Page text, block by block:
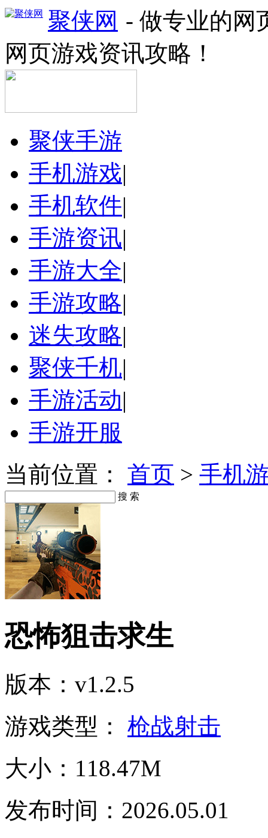
聚侠网 - 做专业的网
网页游戏资讯攻略！
聚侠手游
手机游戏|
手机软件|
手游资讯|
手游大全|
手游攻略|
迷失攻略|
聚侠千机|
手游活动|
手游开服
当前位置： 首页 > 手机
搜 索
恐怖狙击求生
版本：v1.2.5
游戏类型： 枪战射击
大小：118.47M
发布时间：2026.05.01